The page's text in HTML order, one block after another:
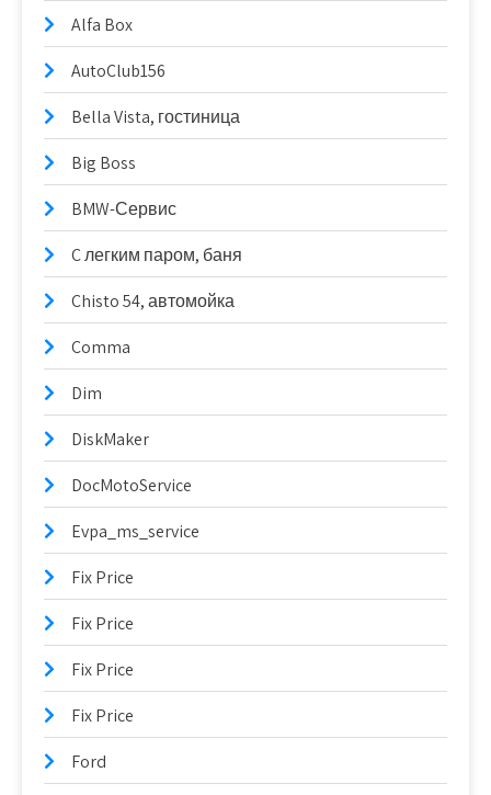
Alfa Box
AutoClub156
Bella Vista, гостиница
Big Boss
BMW-Сервис
C легким паром, баня
Chisto 54, автомойка
Comma
Dim
DiskMaker
DocMotoService
Evpa_ms_service
Fix Price
Fix Price
Fix Price
Fix Price
Ford